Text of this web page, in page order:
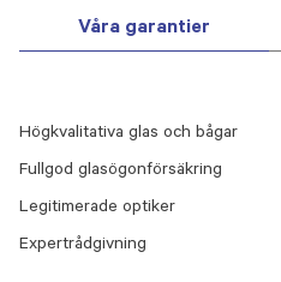
Våra garantier
Högkvalitativa glas och bågar
Fullgod glasögonförsäkring
Legitimerade optiker
Expertrådgivning